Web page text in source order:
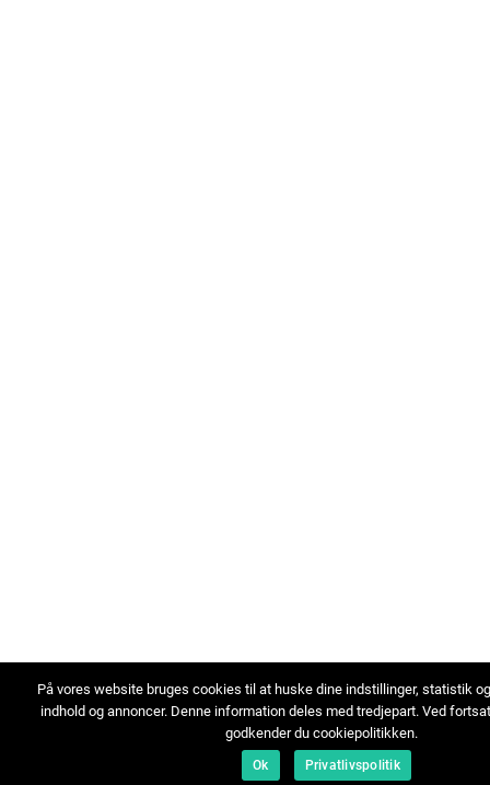
På vores website bruges cookies til at huske dine indstillinger, statistik
indhold og annoncer. Denne information deles med tredjepart. Ved
godkender du cookiepolitikken.
Ok Privatlivspolitik